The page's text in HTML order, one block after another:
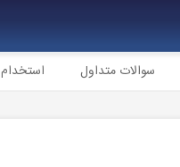
سوالات متداول